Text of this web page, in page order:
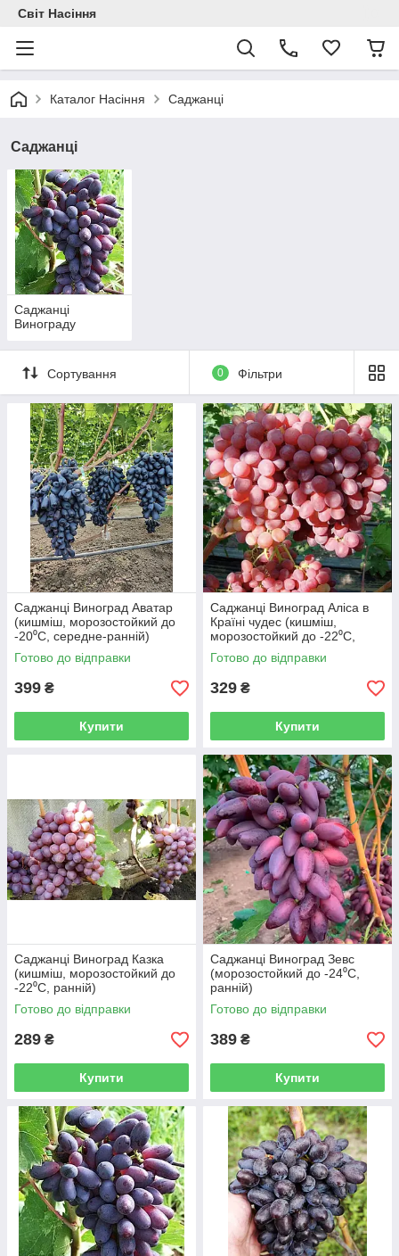
Світ Насіння
Каталог Насіння Саджанці
Саджанці
Саджанці
Винограду
Сортування 0 Фільтри
Саджанці Виноград Аватар
(кишміш, морозостойкий до
-20⁰С, середне-ранній)
Готово до відправки
399 ₴
Купити
Саджанці Виноград Аліса в
Країні чудес (кишміш,
морозостойкий до -22⁰С,
середне-ранній)
Готово до відправки
329 ₴
Купити
Саджанці Виноград Казка
(кишміш, морозостойкий до
-22⁰С, ранній)
Готово до відправки
289 ₴
Купити
Саджанці Виноград Зевс
(морозостойкий до -24⁰С,
ранній)
Готово до відправки
389 ₴
Купити